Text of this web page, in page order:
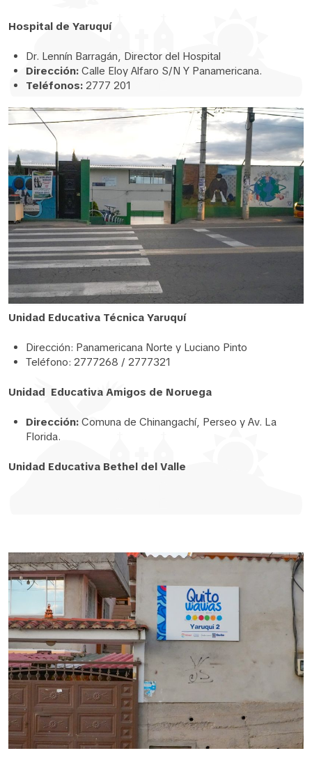
Hospital de Yaruquí
Dr. Lennín Barragán, Director del Hospital
Dirección: Calle Eloy Alfaro S/N Y Panamericana.
Teléfonos: 2777 201
Unidad Educativa Técnica Yaruquí
Dirección: Panamericana Norte y Luciano Pinto
Teléfono: 2777268 / 2777321
Unidad Educativa Amigos de Noruega
Dirección: Comuna de Chinangachí, Perseo y Av. La
Florida.
Unidad Educativa Bethel del Valle